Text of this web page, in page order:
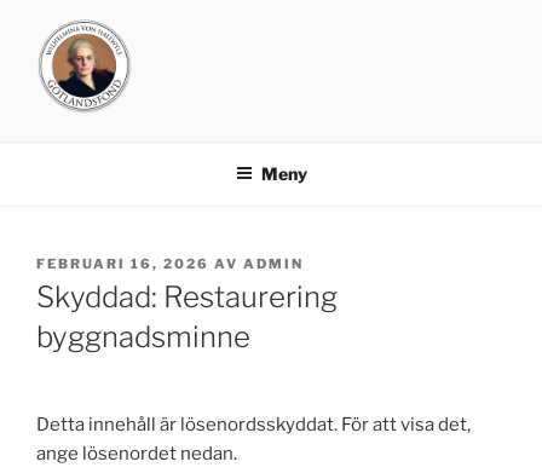
innehåll
Meny
PUBLICERAT
FEBRUARI 16, 2026 AV ADMIN
Skyddad: Restaurering
byggnadsminne
Detta innehåll är lösenordsskyddat. För att visa det,
ange lösenordet nedan.